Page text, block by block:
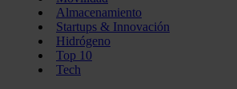
Almacenamiento
Startups & Innovación
Hidrógeno
Top 10
Tech